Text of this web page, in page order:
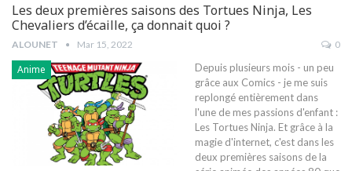
Les deux premières saisons des Tortues Ninja, Les
Chevaliers d’écaille, ça donnait quoi ?
ALOUNET Mar 15, 2022 0
Anime
Depuis plusieurs mois - un peu
grâce aux Comics - je me suis
replongé entièrement dans
l'une de mes passions d'enfant :
Les Tortues Ninja. Et grâce à la
magie d'internet, c'est dans les
deux premières saisons de la